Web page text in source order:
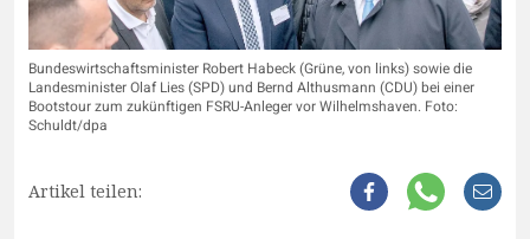
Bundeswirtschaftsminister Robert Habeck (Grüne, von links) sowie die
Landesminister Olaf Lies (SPD) und Bernd Althusmann (CDU) bei einer
Bootstour zum zukünftigen FSRU-Anleger vor Wilhelmshaven. Foto:
Schuldt/dpa
Artikel teilen: